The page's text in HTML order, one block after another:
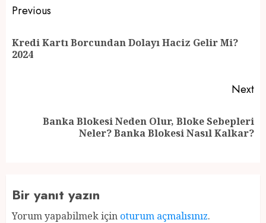
Post
navigation
Previous
Kredi Kartı Borcundan Dolayı Haciz Gelir Mi?
2024
Next
Banka Blokesi Neden Olur, Bloke Sebepleri
Neler? Banka Blokesi Nasıl Kalkar?
Bir yanıt yazın
Yorum yapabilmek için oturum açmalısınız.